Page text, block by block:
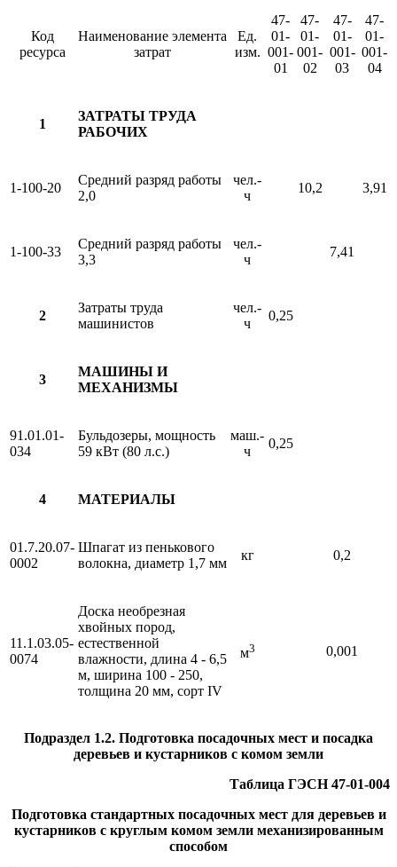
Код
ресурса
Наименование элемента
затрат
Ед.
изм.
47-
01-
001-
01
47-
01-
001-
02
47-
01-
001-
03
47-
01-
001-
04
1
ЗАТРАТЫ ТРУДА
РАБОЧИХ
1-100-20
Средний разряд работы
2,0
чел.-
ч
10,2 3,91
1-100-33
Средний разряд работы
3,3
чел.-
ч
7,41
2
Затраты труда
машинистов
чел.-
ч
0,25
3
МАШИНЫ И
МЕХАНИЗМЫ
91.01.01-
034
Бульдозеры, мощность
59 кВт (80 л.с.)
маш.-
ч
0,25
4 МАТЕРИАЛЫ
01.7.20.07-
0002
Шпагат из пенькового
волокна, диаметр 1,7 мм
кг 0,2
11.1.03.05-
0074
Доска необрезная
хвойных пород,
естественной
влажности, длина 4 - 6,5
м, ширина 100 - 250,
толщина 20 мм, сорт IV
м3 0,001
Подраздел 1.2. Подготовка посадочных мест и посадка
деревьев и кустарников с комом земли
Таблица ГЭСН 47-01-004
Подготовка стандартных посадочных мест для деревьев и
кустарников с круглым комом земли механизированным
способом